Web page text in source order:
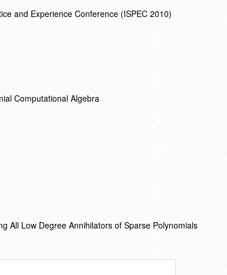
and Experience Conference (ISPEC 2010)
Computational Algebra
All Low Degree Annihilators of Sparse Polynomials